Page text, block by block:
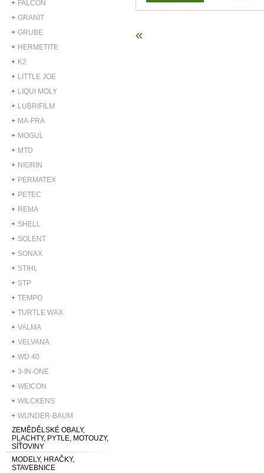
FALCON
GRANIT
GRUBE
HERMETITE
K2
LITTLE JOE
LIQUI MOLY
LUBRIFILM
MA-FRA
MOGUL
MTD
NIGRIN
PERMATEX
PETEC
REMA
SHELL
SOLENT
SONAX
STIHL
STP
TEMPO
TURTLE WAX
VALMA
VELVANA
WD 40
3-IN-ONE
WEICON
WILCKENS
WUNDER-BAUM
ZEMĚDĚLSKÉ OBALY,
PLACHTY, PYTLE, MOTOUZY,
SÍŤOVINY
MODELY, HRAČKY,
STAVEBNICE
«